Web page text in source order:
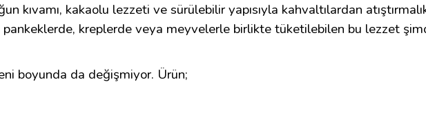
kıvamı, kakaolu lezzeti ve sürülebilir yapısıyla kahvaltılardan
pankeklerde, kreplerde veya meyvelerle birlikte tüketilebilen bu lezzet
boyunda da değişmiyor. Ürün;